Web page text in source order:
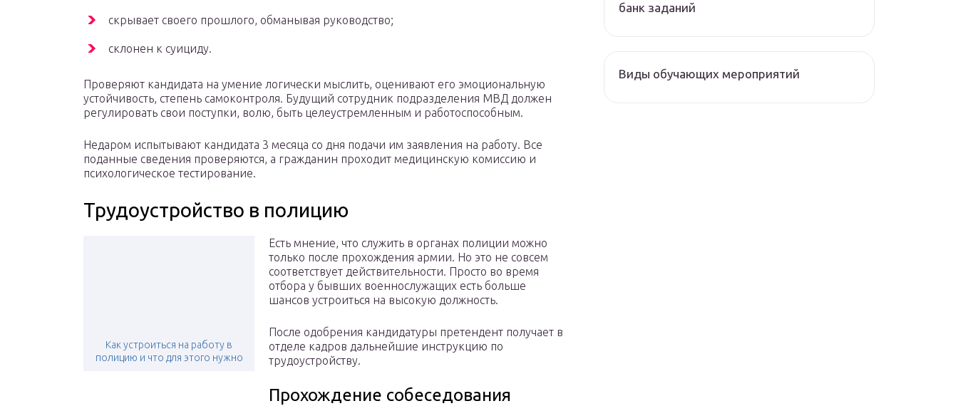
скрывает своего прошлого, обманывая руководство;
склонен к суициду.
Проверяют кандидата на умение логически мыслить, оценивают его эмоциональную
устойчивость, степень самоконтроля. Будущий сотрудник подразделения МВД должен
регулировать свои поступки, волю, быть целеустремленным и работоспособным.
Недаром испытывают кандидата 3 месяца со дня подачи им заявления на работу. Все
поданные сведения проверяются, а гражданин проходит медицинскую комиссию и
психологическое тестирование.
Трудоустройство в полицию
Как устроиться на работу в
полицию и что для этого нужно
Есть мнение, что служить в органах полиции можно
только после прохождения армии. Но это не совсем
соответствует действительности. Просто во время
отбора у бывших военнослужащих есть больше
шансов устроиться на высокую должность.
После одобрения кандидатуры претендент получает в
отделе кадров дальнейшие инструкцию по
трудоустройству.
Прохождение собеседования
банк заданий
Виды обучающих мероприятий